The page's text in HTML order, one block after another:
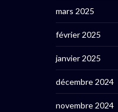
mars 2025
février 2025
janvier 2025
décembre 2024
novembre 2024